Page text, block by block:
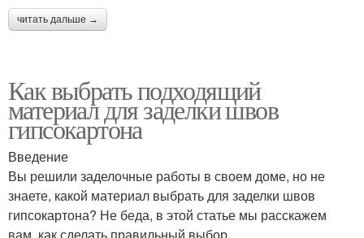
читать дальше →
Как выбрать подходящий
материал для заделки швов
гипсокартона
Введение
Вы решили заделочные работы в своем доме, но не
знаете, какой материал выбрать для заделки швов
гипсокартона? Не беда, в этой статье мы расскажем